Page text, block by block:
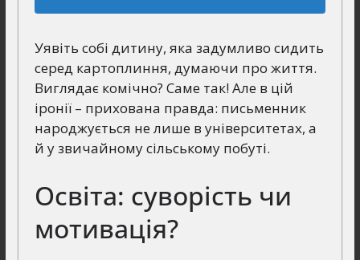
Уявіть собі дитину, яка задумливо сидить
серед картоплиння, думаючи про життя.
Виглядає комічно? Саме так! Але в цій
іронії – прихована правда: письменник
народжується не лише в університетах, а
й у звичайному сільському побуті.
Освіта: суворість чи
мотивація?